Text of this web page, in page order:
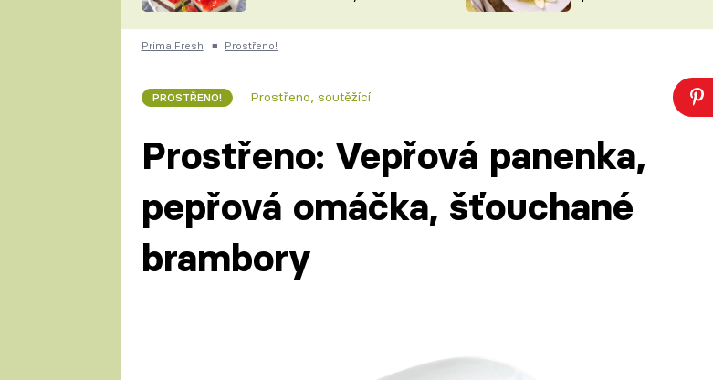
ČESKO NA TALÍŘI
KUCHAŘKA
VYCHYTÁVKY
Prima Fresh ■ Prostřeno!
PROSTŘENO! Prostřeno, soutěžící
Prostřeno: Vepřová panenka,
pepřová omáčka, šťouchané
brambory